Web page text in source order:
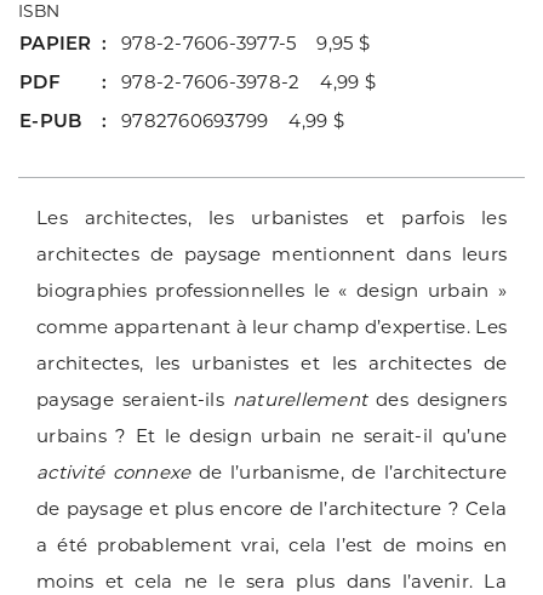
ISBN
PAPIER
978-2-7606-3977-5 9,95 $
PDF
978-2-7606-3978-2 4,99 $
E-PUB
9782760693799 4,99 $
Les architectes, les urbanistes et parfois les
architectes de paysage mentionnent dans leurs
biographies pro­fessionnelles le « design urbain »
comme appartenant à leur champ d’expertise. Les
architectes, les urba­nistes et les architectes de
paysage seraient-ils natu­rellement des designers
urbains ? Et le design urbain ne serait-il qu’une
activité connexe de l’urbanisme, de l’architecture
de paysage et plus encore de l’architec­ture ? Cela
a été probablement vrai, cela l’est de moins en
moins et cela ne le sera plus dans l’avenir. La